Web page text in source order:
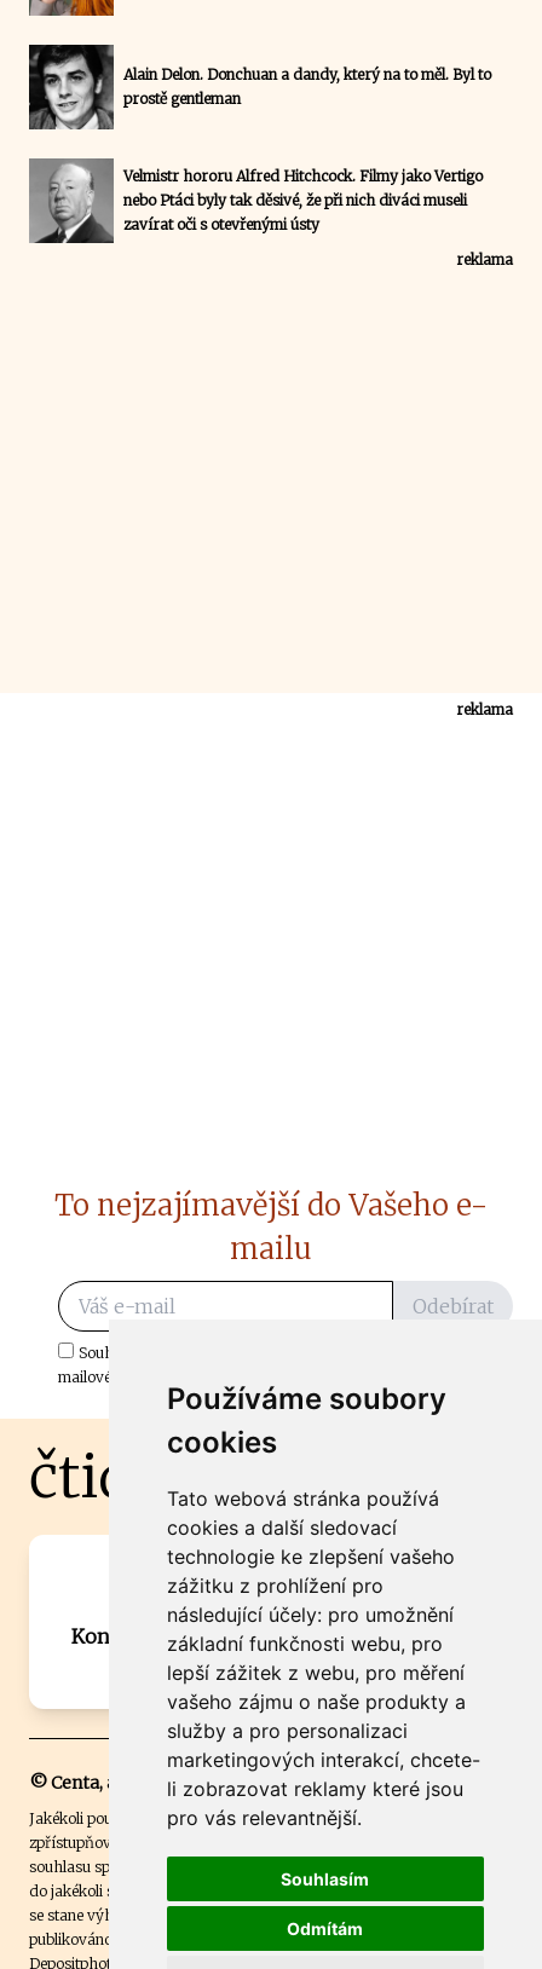
Používáme soubory
cookies
Tato webová stránka používá
cookies a další sledovací
technologie ke zlepšení vašeho
zážitku z prohlížení pro
následující účely: pro umožnění
základní funkčnosti webu, pro
lepší zážitek z webu, pro měření
vašeho zájmu o naše produkty a
služby a pro personalizaci
marketingových interakcí, chcete-
li zobrazovat reklamy které jsou
pro vás relevantnější.
Souhlasím
Odmítám
Alain Delon. Donchuan a dandy, který na to měl. Byl to
prostě gentleman
Velmistr hororu Alfred Hitchcock. Filmy jako Vertigo
nebo Ptáci byly tak děsivé, že při nich diváci museli
zavírat oči s otevřenými ústy
reklama
reklama
To nejzajímavější do Vašeho e-
mailu
Odebírat
Souhlasím s odběrem důležitých zpráv ze ČtiDoma.cz do mé e-
mailové schránky.
čtidoma.cz
Máte zajímavou informaci? Chcete
spolupracovat?
Kontaktujte šéfredaktora Martina Chalupu:
chalupa@ctidoma.cz
© Centa, a.s.
Jakékoli použití obsahu včetně převzetí, šíření či dalšího užití a
zpřístupňování textových či obrazových materiálů bez písemného
souhlasu společnosti Centa,a.s. je zakázáno. Čtenář svým přihlášením
do jakékoli soutěže na našem webu dává souhlas s tím, že v případě, že
se stane výhercem této soutěže, může být jeho jméno na webu
publikováno. Centa, a.s. využívala licenci ČTK a využívá fotografie z
Depositphotos